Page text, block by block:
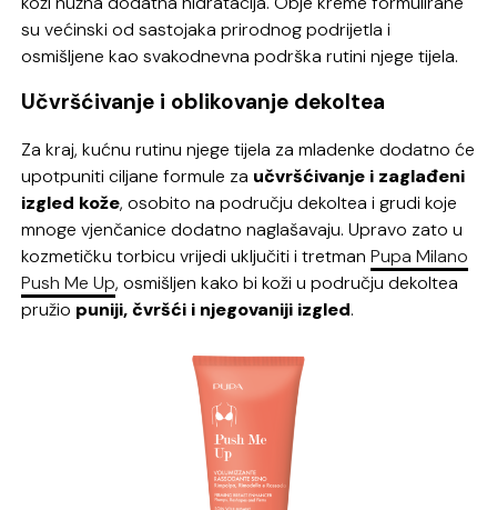
su većinski od sastojaka prirodnog podrijetla i
osmišljene kao svakodnevna podrška rutini njege tijela.
Učvršćivanje i oblikovanje dekoltea
Za kraj, kućnu rutinu njege tijela za mladenke dodatno će
upotpuniti ciljane formule za učvršćivanje i zaglađeni
izgled kože, osobito na području dekoltea i grudi koje
mnoge vjenčanice dodatno naglašavaju. Upravo zato u
kozmetičku torbicu vrijedi uključiti i tretmanPupa Milano
Push Me Up, osmišljen kako bi koži u području dekoltea
pružio puniji, čvršći i njegovaniji izgled.